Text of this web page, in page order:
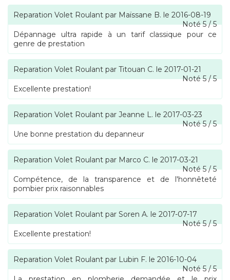
Reparation Volet Roulant par Maïssane B. le 2016-08-19
Noté5/5
Dépannage ultra rapide à un tarif classique pour ce
genre de prestation
Reparation Volet Roulant par Titouan C. le 2017-01-21
Noté5/5
Excellente prestation!
Reparation Volet Roulant par Jeanne L. le 2017-03-23
Noté5/5
Une bonne prestation du depanneur
Reparation Volet Roulant par Marco C. le 2017-03-21
Noté5/5
Compétence, de la transparence et de l'honnêteté
pombier prix raisonnables
Reparation Volet Roulant par Soren A. le 2017-07-17
Noté5/5
Excellente prestation!
Reparation Volet Roulant par Lubin F. le 2016-10-04
Noté5/5